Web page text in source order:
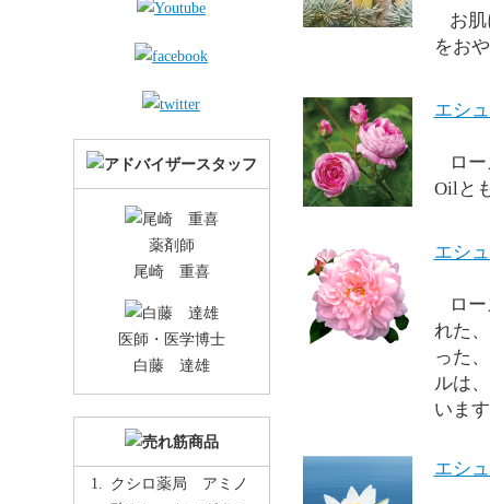
お
をお
エシ
ロ
Oilと
エシ
ロ
れた
った
ルは
いま
エシ
薬剤師
尾崎 重喜
医師・医学博士
白藤 達雄
クシロ薬局 アミノ